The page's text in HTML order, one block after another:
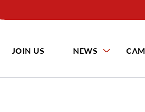
JOIN US NEWS